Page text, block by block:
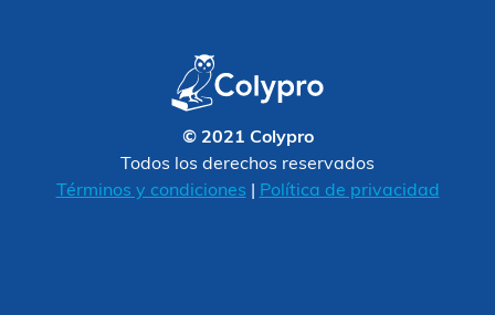
© 2021 Colypro
Todos los derechos reservados
Términos y condiciones
Política de privacidad